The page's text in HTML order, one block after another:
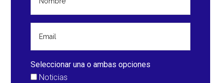
Seleccionar una o ambas opciones
Noticias